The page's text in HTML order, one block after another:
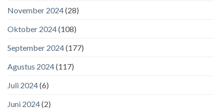
November 2024(28)
Oktober 2024(108)
September 2024(177)
Agustus 2024(117)
Juli 2024(6)
Juni 2024(2)